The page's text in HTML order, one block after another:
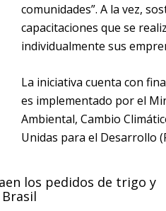
comunidades”. A la vez,
capacitaciones que se
individualmente sus
La iniciativa cuenta con
es implementado por el
Ambiental, Cambio
Unidas para el Desarrollo
los pedidos de trigo y